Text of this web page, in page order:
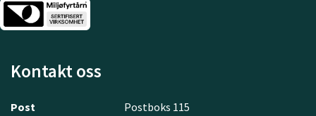
Kontakt oss
Post
Postboks 115